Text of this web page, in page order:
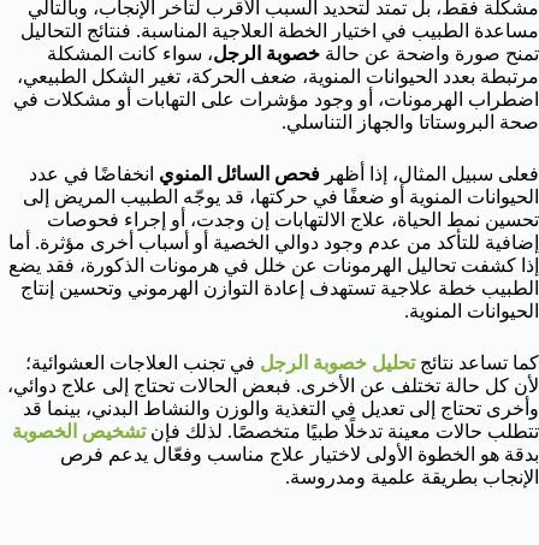
مشكلة فقط، بل تمتد لتحديد السبب الأقرب لتأخر الإنجاب، وبالتالي
مساعدة الطبيب في اختيار الخطة العلاجية المناسبة. فنتائج التحاليل
تمنح صورة واضحة عن حالة خصوبة الرجل، سواء كانت المشكلة
مرتبطة بعدد الحيوانات المنوية، ضعف الحركة، تغير الشكل الطبيعي،
اضطراب الهرمونات، أو وجود مؤشرات على التهابات أو مشكلات في
صحة البروستاتا والجهاز التناسلي.
فعلى سبيل المثال، إذا أظهر فحص السائل المنوي انخفاضًا في عدد
الحيوانات المنوية أو ضعفًا في حركتها، قد يوجّه الطبيب المريض إلى
تحسين نمط الحياة، علاج الالتهابات إن وجدت، أو إجراء فحوصات
إضافية للتأكد من عدم وجود دوالي الخصية أو أسباب أخرى مؤثرة. أما
إذا كشفت تحاليل الهرمونات عن خلل في هرمونات الذكورة، فقد يضع
الطبيب خطة علاجية تستهدف إعادة التوازن الهرموني وتحسين إنتاج
الحيوانات المنوية.
كما تساعد نتائجتحليل خصوبة الرجل في تجنب العلاجات العشوائية؛
لأن كل حالة تختلف عن الأخرى. فبعض الحالات تحتاج إلى علاج دوائي،
وأخرى تحتاج إلى تعديل في التغذية والوزن والنشاط البدني، بينما قد
تتطلب حالات معينة تدخلًا طبيًا متخصصًا. لذلك فإنتشخيص الخصوبة
بدقة هو الخطوة الأولى لاختيار علاج مناسب وفعّال يدعم فرص
الإنجاب بطريقة علمية ومدروسة.